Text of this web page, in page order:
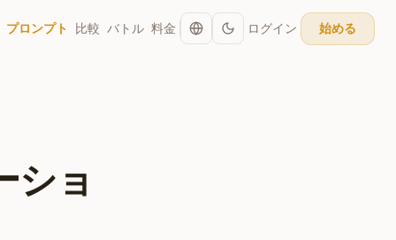
プロンプト 比較 バトル 料金 ログイン 始める
ショ